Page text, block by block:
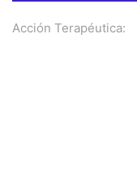
Acción Terapéutica: